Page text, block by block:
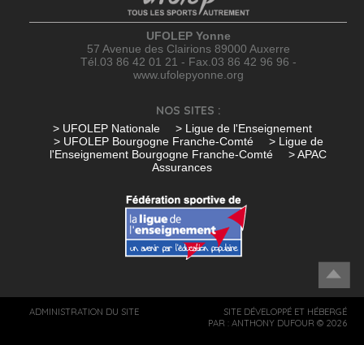
UFOLEP Yonne
57 Avenue des Clairions 89000 Auxerre
Tél.03 86 42 01 21 - Fax.03 86 42 96 96 -
www.ufolepyonne.org
NOS SITES :
> UFOLEP Nationale
> Ligue de l'Enseignement
> UFOLEP Bourgogne Franche-Comté
> Ligue de
l'Enseignement Bourgogne Franche-Comté
> APAC
Assurances
ADMINISTRATION DU SITE
SITE DÉVELOPPÉ ET HÉBERGÉ
PAR : ANTHONY DUFOUR © 2026